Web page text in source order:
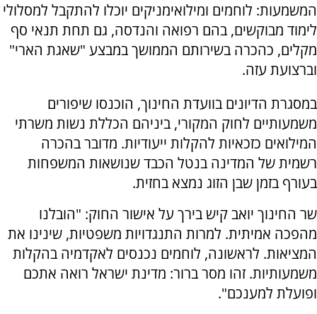
המשמעות: לוחמים ומילואימניקים יוכלו להתקבל למסלולי
לימוד מבוקשים, בהם רפואה והנדסה, גם תחת תנאי סף
מקלים, כהכרה בשירותם הממושך במבצע "שאגת הארי"
וברצועת עזה.
במסגרת הדיונים בוועדת החינוך, הוכנסו שיפורים
משמעותיים לחוק המקורי, ביניהם הכללת נשות משרתי
המילואים כזכאיות להקלות ייעודיות. מדובר בהכרה
רשמית של המדינה בנטל הכבד שנושאות המשפחות
בעורף בזמן שבן הזוג נמצא בחזית.
שר החינוך יואב קיש בירך על אישור החוק: "הובלנו
מהפכה אמיתית. למרות התנגדויות משפטיות, שינינו את
המציאות. לראשונה, לוחמים נכנסים לאקדמיה בהקלות
משמעותיות. זהו מסר ברור: מדינת ישראל רואה אתכם
ופועלת למענכם".